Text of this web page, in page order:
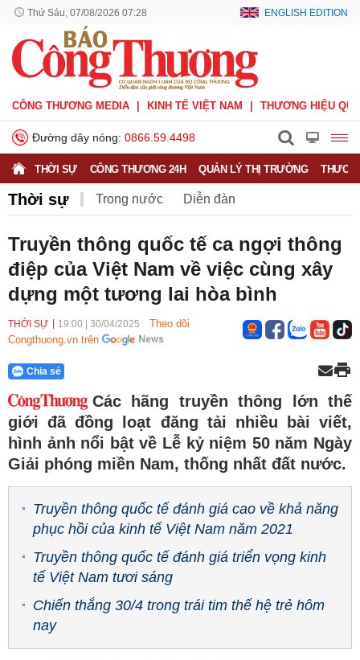
Thứ Sáu, 07/08/2026 07:28 ENGLISH EDITION
CÔNG THƯƠNG MEDIA KINH TẾ VIỆT NAM THƯƠNG HIỆU
Đường dây nóng: 0866.59.4498
THỜI SỰ CÔNG THƯƠNG 24H QUẢN LÝ THỊ TRƯỜNG
Thời sự Trong nước Diễn đàn
Bầu cử Quốc hội Khoá XVI
Truyền thông quốc tế ca ngợi thông
điệp của Việt Nam về việc cùng xây
dựng một tương lai hòa bình
THỜI SỰ 19:00 30/04/2025
Theo dõi
Congthuong.vn trên
Chia sẻ
Các hãng truyền thông lớn thế
giới đã đồng loạt đăng tải nhiều bài viết,
hình ảnh nổi bật về Lễ kỷ niệm 50 năm Ngày
Giải phóng miền Nam, thống nhất đất nước.
Truyền thông quốc tế đánh giá cao về khả năng
phục hồi của kinh tế Việt Nam năm 2021
Truyền thông quốc tế đánh giá triển vọng kinh
tế Việt Nam tươi sáng
Chiến thắng 30/4 trong trái tim thế hệ trẻ hôm
nay